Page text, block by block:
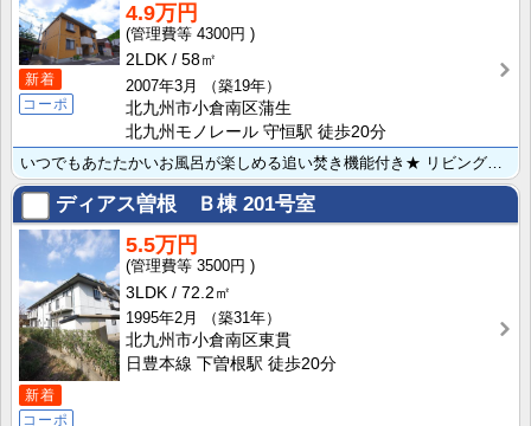
新着
コーポ
4.9万円
4300円
2LDK
58㎡
2007年3月
（築19年）
北九州市小倉南区蒲生
北九州モノレール 守恒駅 徒歩20分
ディアス曽根 Ｂ棟201号室
新着
コーポ
5.5万円
3500円
3LDK
72.2㎡
1995年2月
（築31年）
北九州市小倉南区東貫
日豊本線 下曽根駅 徒歩20分